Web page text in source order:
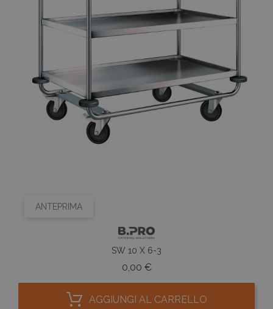
ANTEPRIMA
SW 10 X 6-3
0,00 €Prezzo
AGGIUNGI AL CARRELLO